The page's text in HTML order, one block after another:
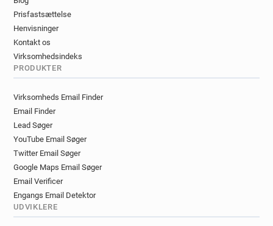
z*******@lewisham.gov.uk
l********@lewisham.gov.uk
v*********@lewisham.gov.uk
y********@lewisham.gov.uk
d*******@lewisham.gov.uk
p******@lewisham.gov.uk
u*****@lewisham.gov.uk
x************@lewisham.gov.uk
o*********@lewisham.gov.uk
l*****@lewisham.gov.uk
q*********@lewisham.gov.uk
m************@lewisham.gov.uk
Prisfastsættelse
Henvisninger
Kontakt os
Virksomhedsindeks
PRODUKTER
Virksomheds Email Finder
Email Finder
Lead Søger
YouTube Email Søger
Twitter Email Søger
Google Maps Email Søger
Email Verificer
Engangs Email Detektor
UDVIKLERE